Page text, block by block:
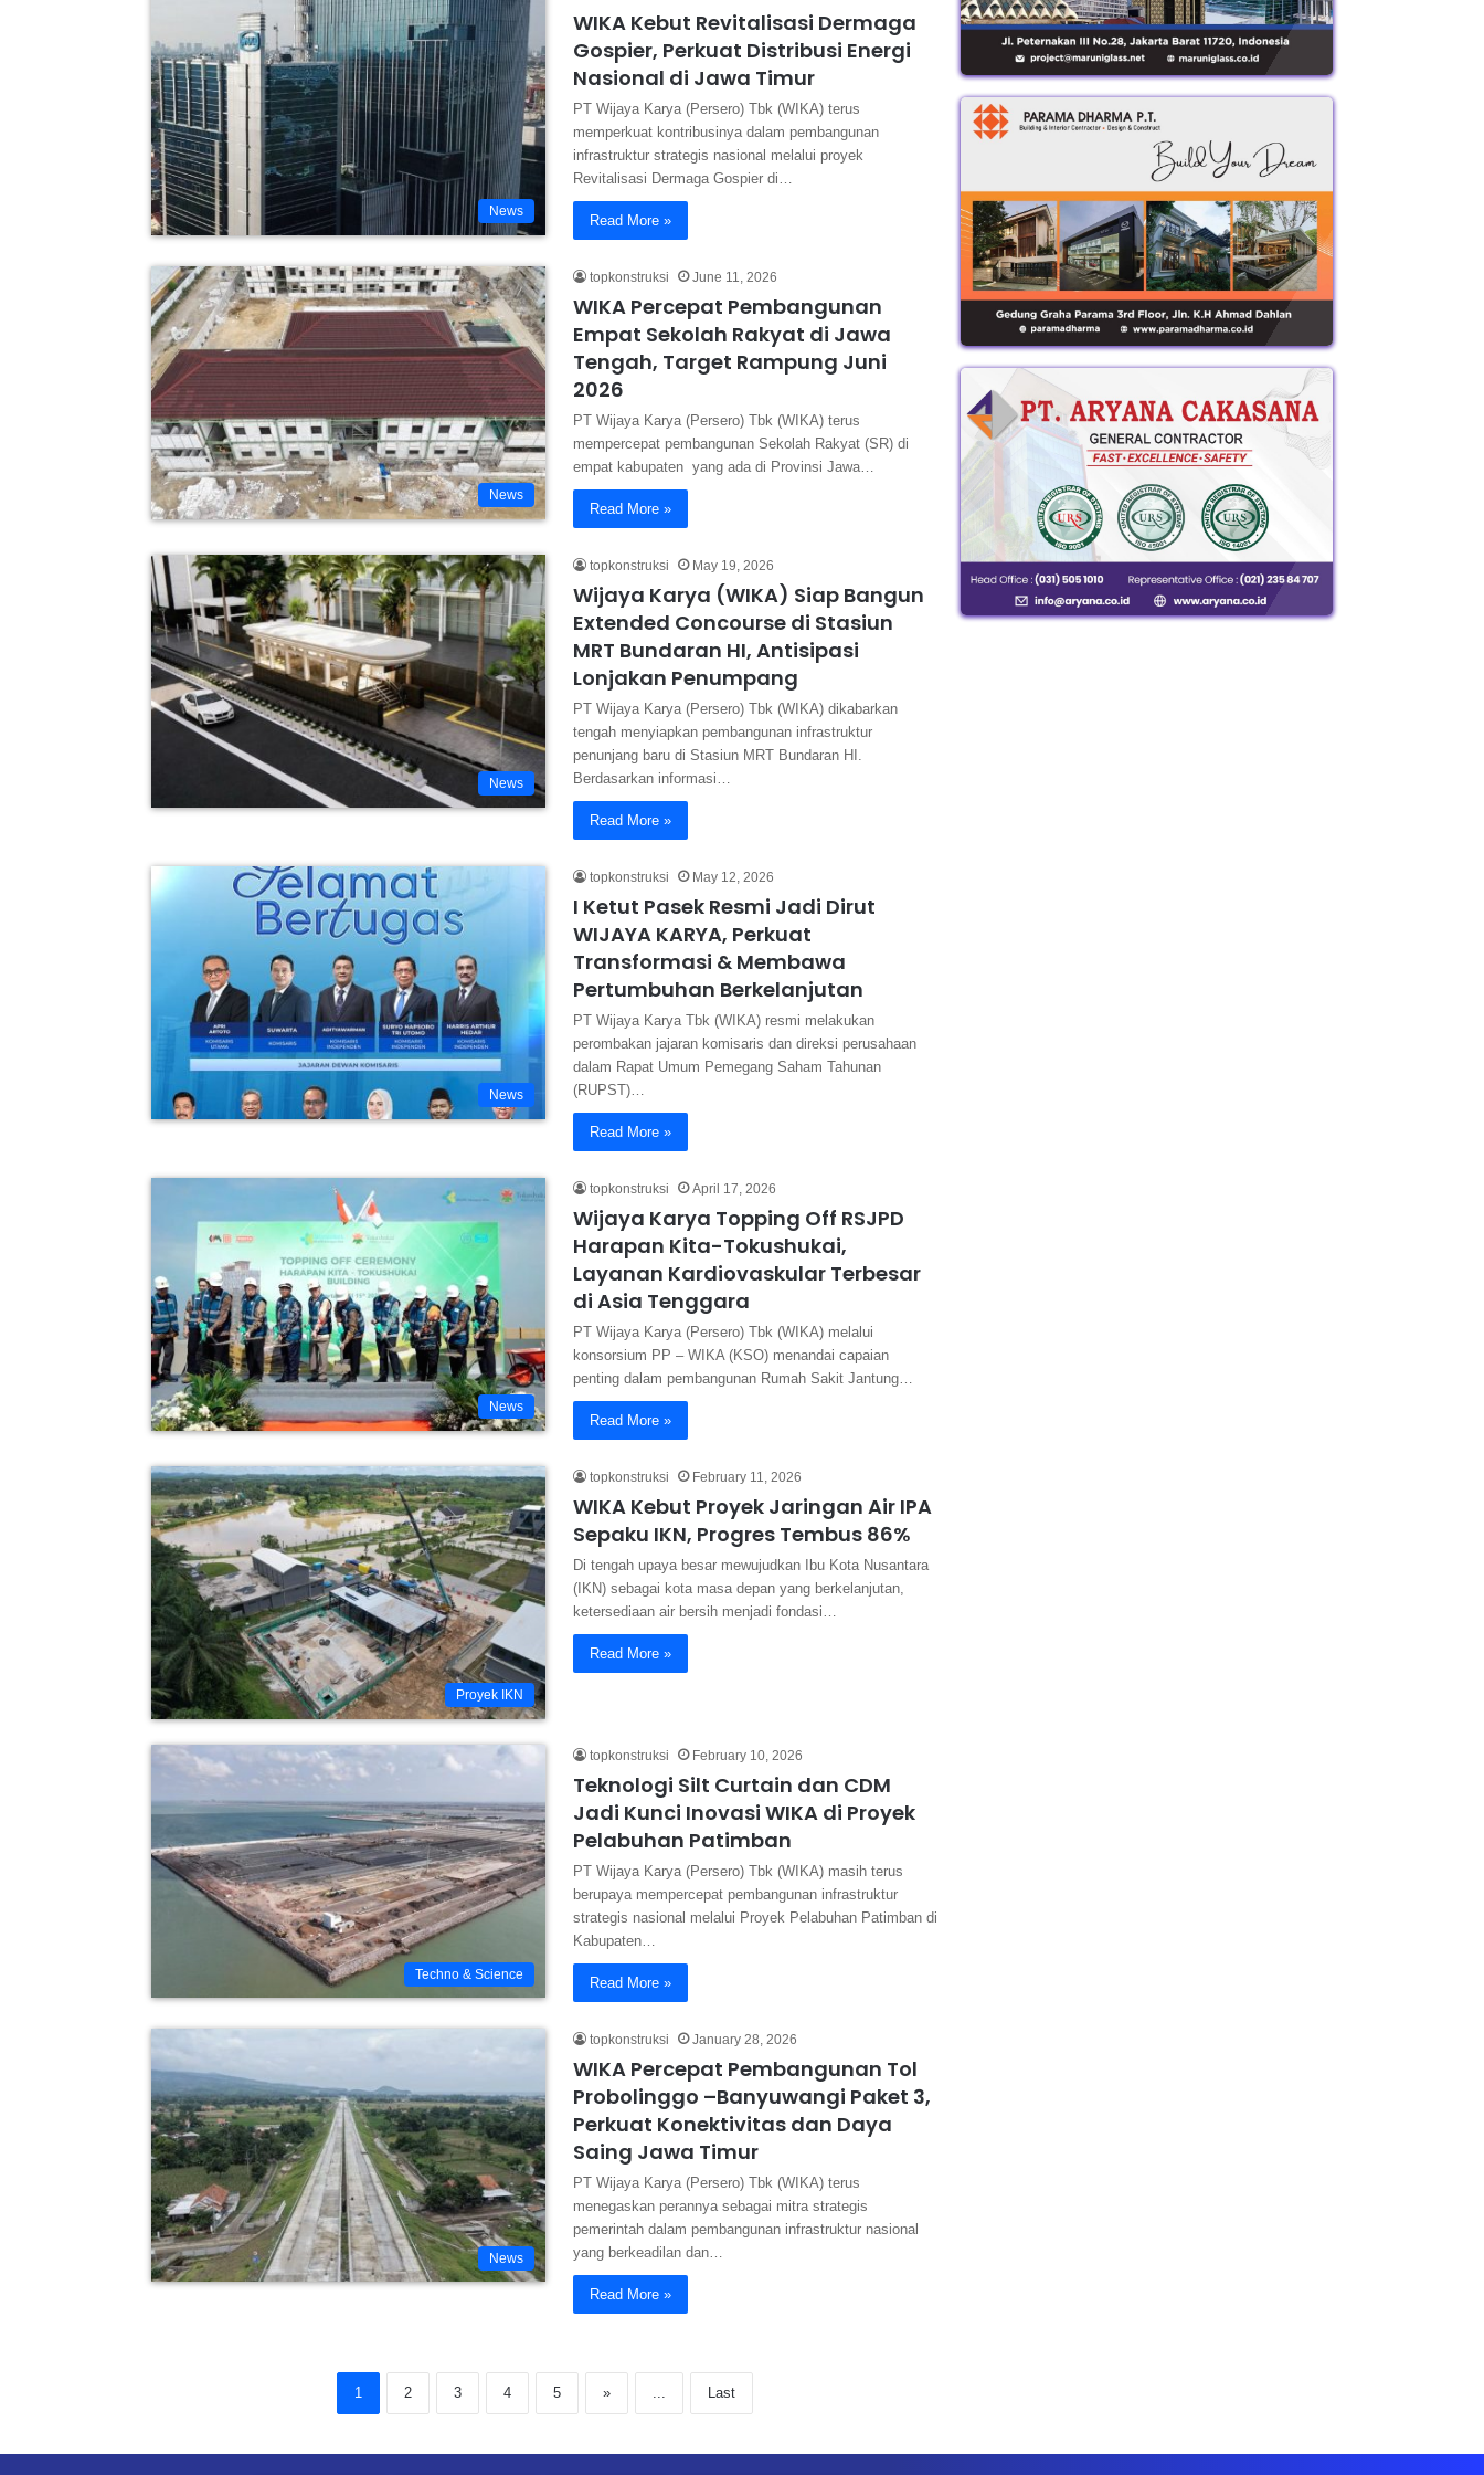
News
WIKA Kebut Revitalisasi Dermaga
Gospier, Perkuat Distribusi Energi
Nasional di Jawa Timur
PT Wijaya Karya (Persero) Tbk (WIKA) terus
memperkuat kontribusinya dalam pembangunan
infrastruktur strategis nasional melalui proyek
Revitalisasi Dermaga Gospier di…
Read More »
News
topkonstruksi June 11, 2026
WIKA Percepat Pembangunan
Empat Sekolah Rakyat di Jawa
Tengah, Target Rampung Juni
2026
PT Wijaya Karya (Persero) Tbk (WIKA) terus
mempercepat pembangunan Sekolah Rakyat (SR) di
empat kabupaten yang ada di Provinsi Jawa…
Read More »
News
topkonstruksi May 19, 2026
Wijaya Karya (WIKA) Siap Bangun
Extended Concourse di Stasiun
MRT Bundaran HI, Antisipasi
Lonjakan Penumpang
PT Wijaya Karya (Persero) Tbk (WIKA) dikabarkan
tengah menyiapkan pembangunan infrastruktur
penunjang baru di Stasiun MRT Bundaran HI.
Berdasarkan informasi…
Read More »
News
topkonstruksi May 12, 2026
I Ketut Pasek Resmi Jadi Dirut
WIJAYA KARYA, Perkuat
Transformasi & Membawa
Pertumbuhan Berkelanjutan
PT Wijaya Karya Tbk (WIKA) resmi melakukan
perombakan jajaran komisaris dan direksi perusahaan
dalam Rapat Umum Pemegang Saham Tahunan
(RUPST)…
Read More »
News
topkonstruksi April 17, 2026
Wijaya Karya Topping Off RSJPD
Harapan Kita-Tokushukai,
Layanan Kardiovaskular Terbesar
di Asia Tenggara
PT Wijaya Karya (Persero) Tbk (WIKA) melalui
konsorsium PP – WIKA (KSO) menandai capaian
penting dalam pembangunan Rumah Sakit Jantung…
Read More »
Proyek IKN
topkonstruksi February 11, 2026
WIKA Kebut Proyek Jaringan Air IPA
Sepaku IKN, Progres Tembus 86%
Di tengah upaya besar mewujudkan Ibu Kota Nusantara
(IKN) sebagai kota masa depan yang berkelanjutan,
ketersediaan air bersih menjadi fondasi…
Read More »
Techno & Science
topkonstruksi February 10, 2026
Teknologi Silt Curtain dan CDM
Jadi Kunci Inovasi WIKA di Proyek
Pelabuhan Patimban
PT Wijaya Karya (Persero) Tbk (WIKA) masih terus
berupaya mempercepat pembangunan infrastruktur
strategis nasional melalui Proyek Pelabuhan Patimban di
Kabupaten…
Read More »
News
topkonstruksi January 28, 2026
WIKA Percepat Pembangunan Tol
Probolinggo –Banyuwangi Paket 3,
Perkuat Konektivitas dan Daya
Saing Jawa Timur
PT Wijaya Karya (Persero) Tbk (WIKA) terus
menegaskan perannya sebagai mitra strategis
pemerintah dalam pembangunan infrastruktur nasional
yang berkeadilan dan…
Read More »
1 2 3 4 5 » ... Last